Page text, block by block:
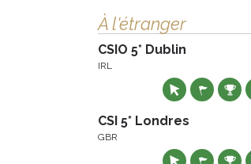
À l'étranger
CSIO 5* Dublin
IRL
CSI 5* Londres
GBR